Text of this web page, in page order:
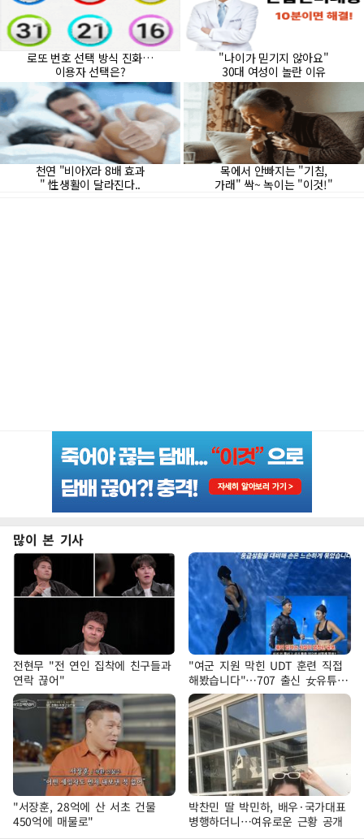
많이 본 기사
전현무 "전 연인 집착에 친구들과
연락 끊어"
"여군 지원 막힌 UDT 훈련 직접
해봤습니다"…707 출신 女유튜버
'완벽 소화'
"서장훈, 28억에 산 서초 건물
450억에 매물로"
박찬민 딸 박민하, 배우·국가대표
병행하더니…여유로운 근황 공개